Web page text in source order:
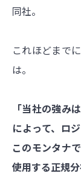
同社。
これほどまで
は。
「当社の強み
によって、ロ
このモンタナ
使用する正規